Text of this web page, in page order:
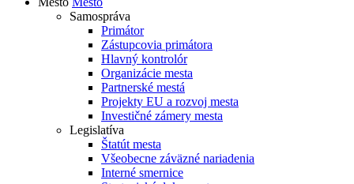
Samospráva
Primátor
Zástupcovia primátora
Hlavný kontrolór
Organizácie mesta
Partnerské mestá
Projekty EU a rozvoj mesta
Investičné zámery mesta
Legislatíva
Štatút mesta
Všeobecne záväzné nariadenia
Interné smernice